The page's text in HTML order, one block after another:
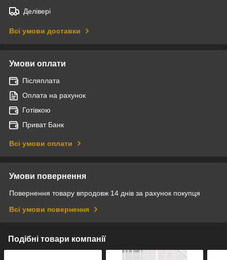
Делівері
Всі умови доставки
Умови оплати
Післяплата
Оплата на рахунок
Готівкою
Приват Банк
Всі умови оплати
Умови повернення
Повернення товару впродовж 14 днів за рахунок покупця
Всі умови повернення
Подібні товари компанії